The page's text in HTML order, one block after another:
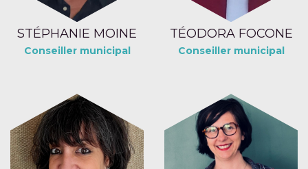
STÉPHANIE MOINE
Conseiller municipal
TÉODORA FOCONE
Conseiller municipal